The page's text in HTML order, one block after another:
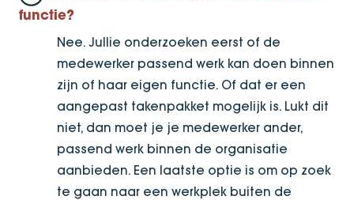
functie?
Nee. Jullie onderzoeken eerst of de
medewerker passend werk kan doen binnen
zijn of haar eigen functie. Of dat er een
aangepast takenpakket mogelijk is. Lukt dit
niet, dan moet je je medewerker ander,
passend werk binnen de organisatie
aanbieden. Een laatste optie is om op zoek
te gaan naar een werkplek buiten de